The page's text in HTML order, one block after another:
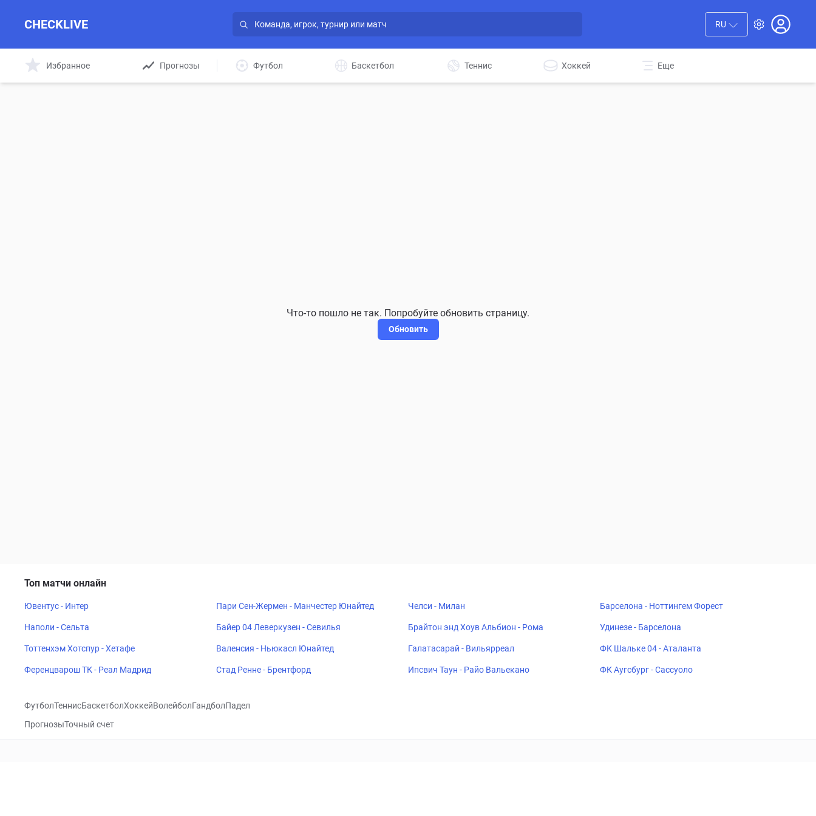
CHECKLIVE RU
Избранное Прогнозы Футбол Баскетбол Теннис Хоккей Еще
Что-то пошло не так. Попробуйте обновить страницу.
Обновить
Топ матчи онлайн
Ювентус - Интер Пари Сен-Жермен - Манчестер Юнайтед Челси - Милан Барселона - Ноттингем Форест
Наполи - Сельта Байер 04 Леверкузен - Севилья Брайтон энд Хоув Альбион - Рома Удинезе - Барселона
Тоттенхэм Хотспур - Хетафе Валенсия - Ньюкасл Юнайтед Галатасарай - Вильярреал ФК Шальке 04 - Аталанта
Ференцварош ТК - Реал Мадрид Стад Ренне - Брентфорд Ипсвич Таун - Райо Вальекано ФК Аугсбург - Сассуоло
ФутболТеннисБаскетболХоккейВолейболГандболПадел
ПрогнозыТочный счет